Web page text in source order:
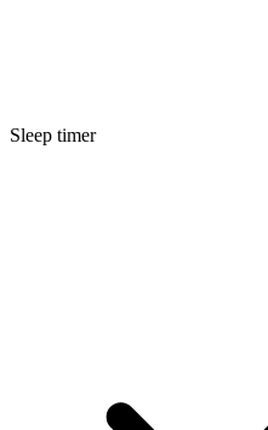
Sleep timer